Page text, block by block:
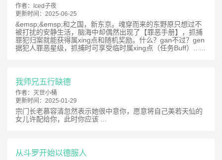
作者：
Iced子夜
更新时间： 2025-06-25
&emsp;&emsp;和之国，新东京。魂穿而来的东野原只想过不
被打扰的安静生活，脑海中却偶然出现了【罪恶手册】，抓捕
罪犯归案就能获得属xing点和随机奖励。什么？gan不过？gen
据犯人罪恶星级，抓捕时可享受临时属xing点（任务Buff）.. ...
我师兄五行缺德
作者： 灭世小桶
更新时间： 2025-01-29
宗门长老慕容清忽然表示她很中意你，愿意将自己美若天仙的
女儿许配给你，此时你应该 ...
从斗罗开始以德服人